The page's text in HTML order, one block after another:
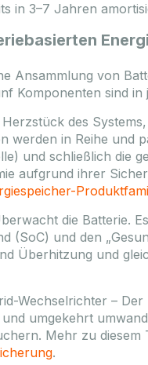
in 3–7 Jahren
Ansammlung von
Komponenten sind
des
werden in Reihe und
und schließlich die
aufgrund ihrer
die Batterie.
(SoC) und den
Überhitzung und
Wechselrichter –
umgekehrt
Mehr zu
.